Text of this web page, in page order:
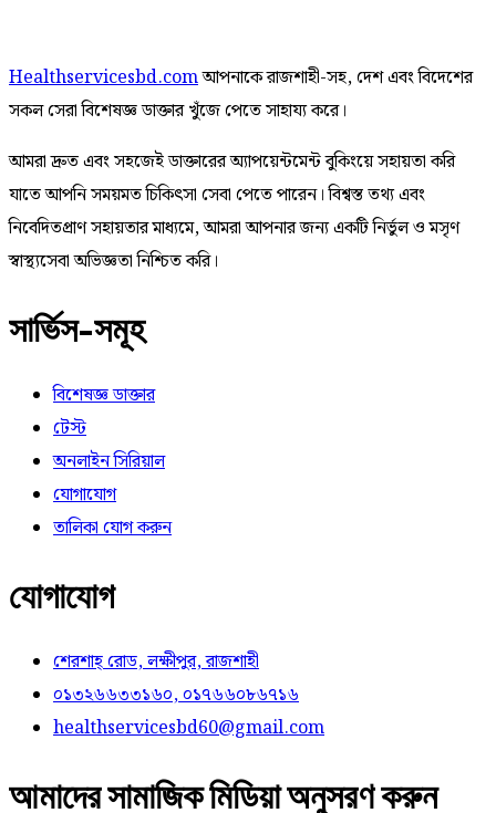
Healthservicesbd.comআপনাকে রাজশাহী-সহ, দেশ এবং বিদেশের
সকল সেরা বিশেষজ্ঞ ডাক্তার খুঁজে পেতে সাহায্য করে।
আমরা দ্রুত এবং সহজেই ডাক্তারের অ্যাপয়েন্টমেন্ট বুকিংয়ে সহায়তা করি
যাতে আপনি সময়মত চিকিৎসা সেবা পেতে পারেন। বিশ্বস্ত তথ্য এবং
নিবেদিতপ্রাণ সহায়তার মাধ্যমে, আমরা আপনার জন্য একটি নির্ভুল ও মসৃণ
স্বাস্থ্যসেবা অভিজ্ঞতা নিশ্চিত করি।
সার্ভিস-সমূহ
বিশেষজ্ঞ ডাক্তার
টেস্ট
অনলাইন সিরিয়াল
যোগাযোগ
তালিকা যোগ করুন
যোগাযোগ
শেরশাহ্ রোড, লক্ষীপুর, রাজশাহী
০১৩২৬৬৩৩১৬০, ০১৭৬৬০৮৬৭১৬
healthservicesbd60@gmail.com
আমাদের সামাজিক মিডিয়া অনুসরণ করুন